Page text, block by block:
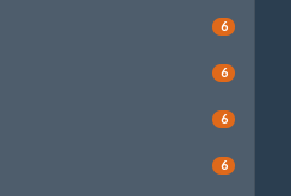
6
6
6
6